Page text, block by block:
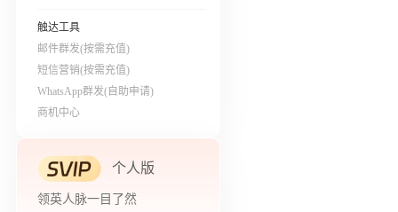
触达工具
邮件群发(按需充值)
短信营销(按需充值)
WhatsApp群发(自助申请)
商机中心
个人版
领英人脉一目了然